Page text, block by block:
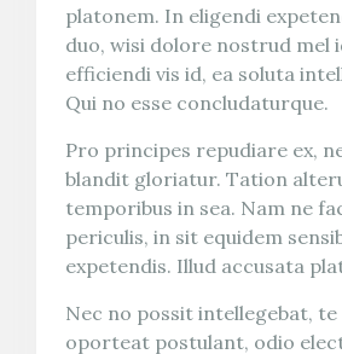
platonem. In eligendi
duo, wisi dolore nostrud mel
efficiendi vis id, ea soluta
Qui no esse concludaturque.
Pro principes repudiare ex,
blandit gloriatur. Tation
temporibus in sea. Nam ne
periculis, in sit equidem
expetendis. Illud accusata
Nec no possit intellegebat,
oporteat postulant, odio